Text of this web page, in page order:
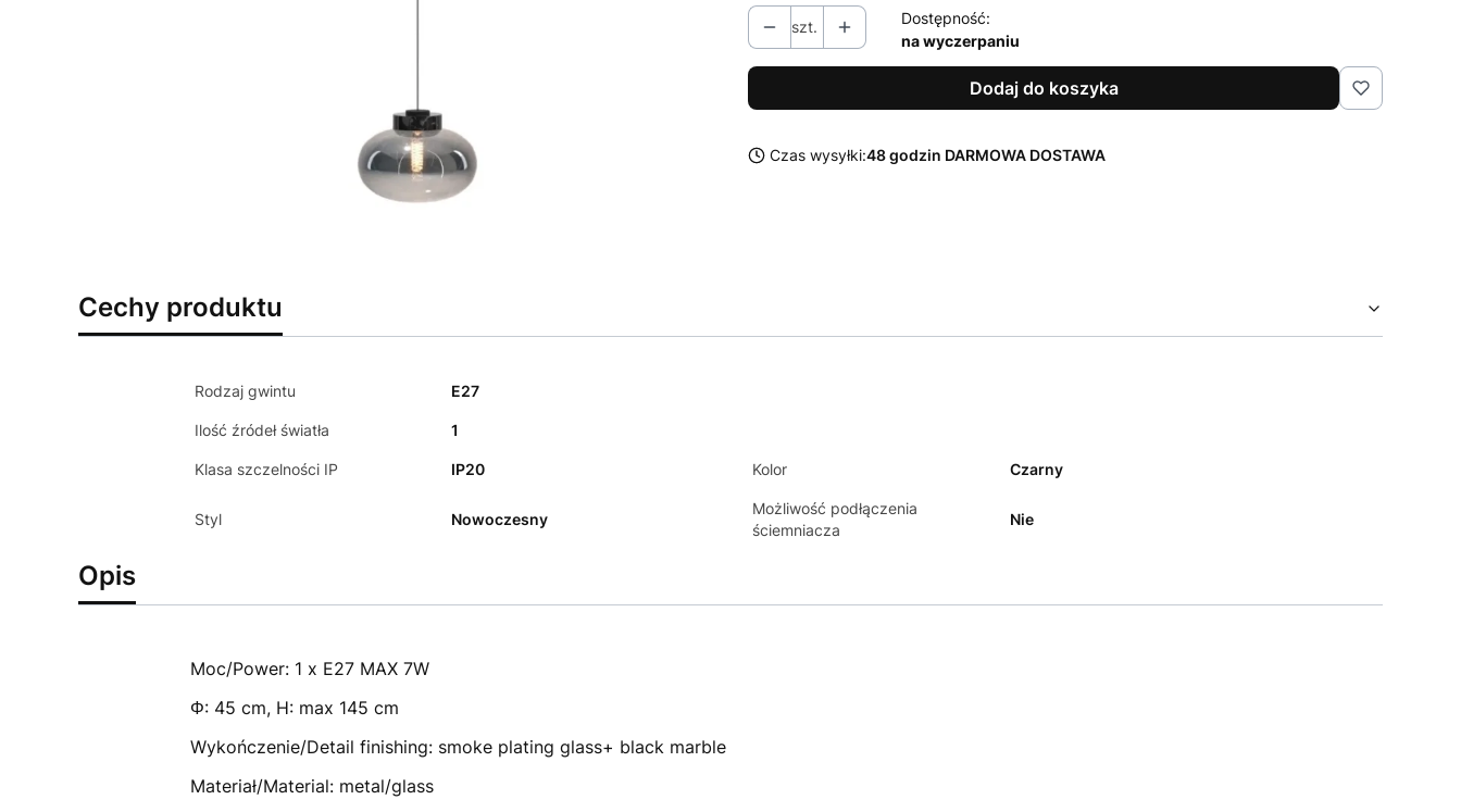
szt.
Dostępność:
na wyczerpaniu
Dodaj do koszyka
Czas wysyłki:48 godzin DARMOWA DOSTAWA
Cechy produktu
Rodzaj gwintu E27
Ilość źródeł światła 1
Klasa szczelności IP IP20 Kolor Czarny
Styl Nowoczesny
Możliwość podłączenia
ściemniacza
Nie
Opis
Moc/Power: 1 x E27 MAX 7W
Φ: 45 cm, H: max 145 cm
Wykończenie/Detail finishing: smoke plating glass+ black marble
Materiał/Material: metal/glass